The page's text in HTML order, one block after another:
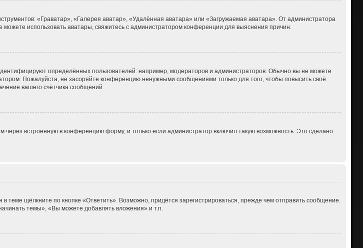
«Граватар», «Галерея аватар», «Удалённая аватара» или «Загружаемая аватара». От администратора
использовать аватары, свяжитесь с администратором конференции для выяснения причин.
определённых пользователей: например, модераторов и администраторов. Обычно вы не можете
Пожалуйста, не засоряйте конференцию ненужными сообщениями только для того, чтобы повысить своё
вашего счётчика сообщений.
через встроенную в конференцию форму, и только если администратор включил такую возможность. Это сделано
щёлкните по кнопке «Ответить». Возможно, придётся зарегистрироваться, прежде чем отправить сообщение.
темы», «Вы можете добавлять вложения» и т.п.